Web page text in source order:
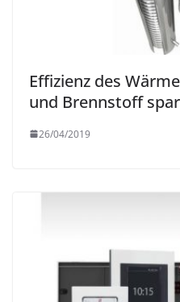
Effizienz des
und Brennstoff
26/04/2019